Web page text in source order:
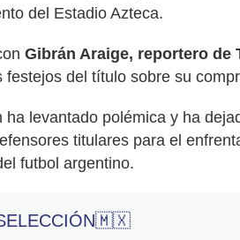
del Estadio Azteca.
Gibrán Araige, reportero de
festejos del título sobre su
ha levantado polémica y ha
titulares para el
futbol argentino.